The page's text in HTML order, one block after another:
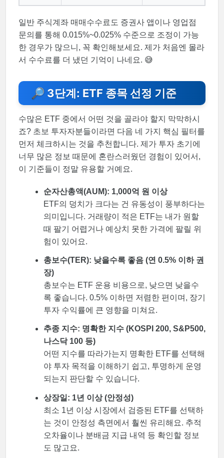
일반 주식계좌 매매수수료도 증권사 앱이나 영업점
문의를 통해 0.015%~0.025% 수준으로 조정이 가능
한 경우가 많으니, 꼭 확인해보세요. 제가 처음엔 몰라
서 수수료를 더 냈던 기억이 나네요. 😅
🔎 3단계: ETF 종목 선정 기준
수많은 ETF 중에서 어떤 것을 골라야 할지 막막하시
죠? 초보 투자자분들이라면 다음 네 가지 핵심 필터를
먼저 체크하시는 것을 추천합니다. 제가 투자 초기에
너무 많은 정보 때문에 혼란스러웠던 경험이 있어서,
이 기준들이 정말 유용할 거예요.
순자산총액(AUM): 1,000억 원 이상
ETF의 덩치가 크다는 건 유동성이 풍부하다는
의미입니다. 거래량이 적은 ETF는 내가 원할
때 팔기 어렵거나 예상치 못한 가격에 팔릴 위
험이 있어요.
총보수(TER): 낮을수록 좋음 (연 0.5% 이하 권
장)
총보수는 ETF 운용 비용으로, 낮으면 낮을수
록 좋습니다. 0.5% 이하면 저렴한 편이며, 장기
투자 수익률에 큰 영향을 미쳐요.
추종 지수: 명확한 지수 (KOSPI 200, S&P500,
나스닥 100 등)
어떤 지수를 따라가는지 명확한 ETF를 선택해
야 투자 목적을 이해하기 쉽고, 투명하게 운영
되는지 판단할 수 있습니다.
상장일: 1년 이상 (안정성)
최소 1년 이상 시장에서 검증된 ETF를 선택하
는 것이 안정성 측면에서 훨씬 유리해요. 추적
오차율이나 분배금 지급 내역 등 확인할 정보
도 많고요.